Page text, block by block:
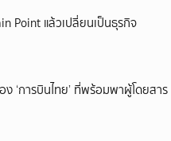
Point แล้วเปลี่ยนเป็นธุรกิจ
การบินไทย’ ที่พร้อมพาผู้โดยสาร